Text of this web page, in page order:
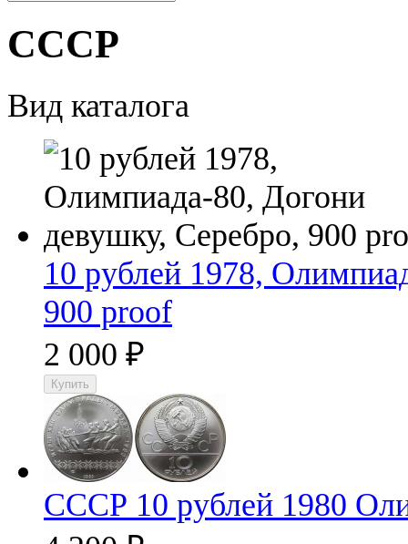
СССР
Вид каталога
10 рублей 1978,
900 proof
2 000 ₽
СССР 10 рублей 1980